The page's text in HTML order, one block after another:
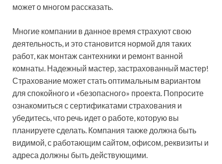
может о многом рассказать.
Многие компании в данное время страхуют свою
деятельность, и это становится нормой для таких
работ, как монтаж сантехники и ремонт ванной
комнаты. Надежный мастер, застрахованный мастер!
Страхование может стать оптимальным вариантом
для спокойного и «безопасного» проекта. Попросите
ознакомиться с сертификатами страхования и
убедитесь, что речь идет о работе, которую вы
планируете сделать. Компания также должна быть
видимой, с работающим сайтом, офисом, реквизиты и
адреса должны быть действующими.